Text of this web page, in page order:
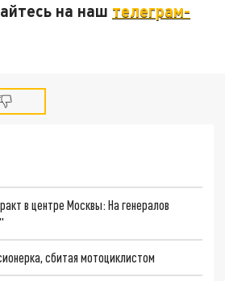
на наш телеграм-
в центре Москвы: На генералов
сбитая мотоциклистом